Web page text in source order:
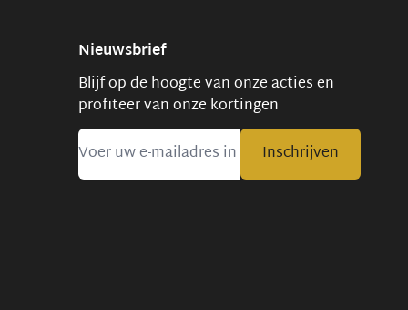
Nieuwsbrief
Blijf op de hoogte van onze acties en
profiteer van onze kortingen
Inschrijven